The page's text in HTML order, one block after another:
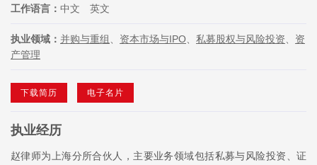
工作语言： 中文 英文
执业领域： 并购与重组 、 资本市场与IPO、 私募股权与风险投资、 资
产管理
下载简历 电子名片
执业经历
赵律师为上海分所合伙人，主要业务领域包括私募与风险投资、证